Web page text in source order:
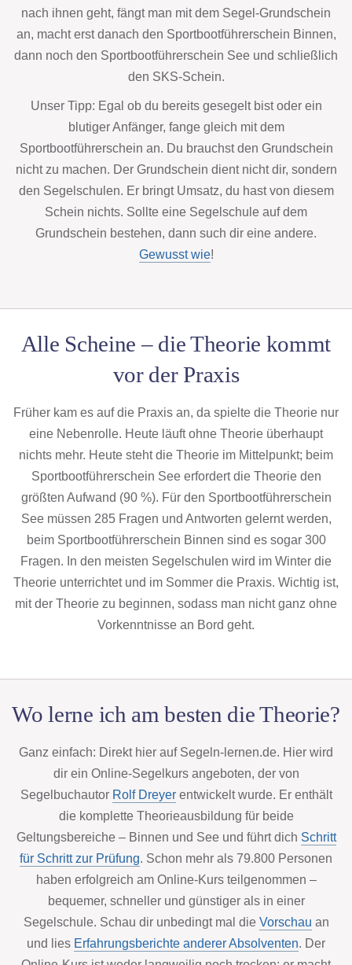
nach ihnen geht, fängt man mit dem Segel-Grundschein
an, macht erst danach den Sportbootführerschein Binnen,
dann noch den Sportbootführerschein See und schließlich
den SKS-Schein.
Unser Tipp: Egal ob du bereits gesegelt bist oder ein
blutiger Anfänger, fange gleich mit dem
Sportbootführerschein an. Du brauchst den Grundschein
nicht zu machen. Der Grundschein dient nicht dir, sondern
den Segelschulen. Er bringt Umsatz, du hast von diesem
Schein nichts. Sollte eine Segelschule auf dem
Grundschein bestehen, dann such dir eine andere.
Gewusst wie!
Alle Scheine – die Theorie kommt
vor der Praxis
Früher kam es auf die Praxis an, da spielte die Theorie nur
eine Nebenrolle. Heute läuft ohne Theorie überhaupt
nichts mehr. Heute steht die Theorie im Mittelpunkt; beim
Sportbootführerschein See erfordert die Theorie den
größten Aufwand (90 %). Für den Sportbootführerschein
See müssen 285 Fragen und Antworten gelernt werden,
beim Sportbootführerschein Binnen sind es sogar 300
Fragen. In den meisten Segelschulen wird im Winter die
Theorie unterrichtet und im Sommer die Praxis. Wichtig ist,
mit der Theorie zu beginnen, sodass man nicht ganz ohne
Vorkenntnisse an Bord geht.
Wo lerne ich am besten die Theorie?
Ganz einfach: Direkt hier auf Segeln-lernen.de. Hier wird
dir ein Online-Segelkurs angeboten, der von
Segelbuchautor Rolf Dreyerentwickelt wurde. Er enthält
die komplette Theorieausbildung für beide
Geltungsbereiche – Binnen und See und führt dich Schritt
für Schritt zur Prüfung. Schon mehr als 79.800 Personen
haben erfolgreich am Online-Kurs teilgenommen –
bequemer, schneller und günstiger als in einer
Segelschule. Schau dir unbedingt mal die Vorschau an
und lies Erfahrungsberichte anderer Absolventen. Der